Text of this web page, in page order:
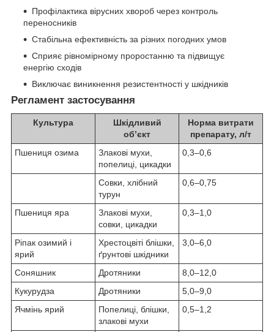
Профілактика вірусних хвороб через контроль
переносників
Стабільна ефективність за різних погодних умов
Сприяє рівномірному проростанню та підвищує
енергію сходів
Виключає виникнення резистентності у шкідників
Регламент застосування
Культура
Шкідливий
об’єкт
Норма витрати
препарату, л/т
Пшениця озима
Злакові мухи,
попелиці, цикадки
0,3–0,6
Совки, хлібний
турун
0,6–0,75
Пшениця яра
Злакові мухи,
совки, цикадки
0,3–1,0
Ріпак озимий і
ярий
Хрестоцвіті блішки,
ґрунтові шкідники
3,0–6,0
Соняшник Дротяники
8,0–12,0
Кукурудза
Дротяники
5,0–9,0
Ячмінь ярий
Попелиці, блішки,
злакові мухи
0,5–1,2